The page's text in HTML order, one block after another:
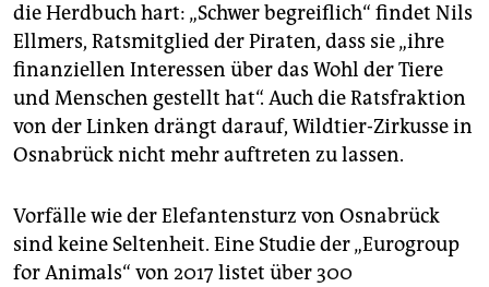
die Herdbuch hart: „Schwer begreiflich“ findet Nils
Ellmers, Ratsmitglied der Piraten, dass sie „ihre
finanziellen Interessen über das Wohl der Tiere
und Menschen gestellt hat“. Auch die Ratsfraktion
von der Linken drängt darauf, Wildtier-Zirkusse in
Osnabrück nicht mehr auftreten zu lassen.
Vorfälle wie der Elefantensturz von Osnabrück
sind keine Seltenheit. Eine Studie der „Eurogroup
for Animals“ von 2017 listet über 300